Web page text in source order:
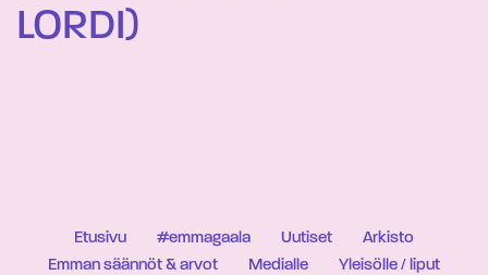
LORDI)
Etusivu #emmagaala Uutiset
Arkisto
Emman säännöt & arvot
Medialle
Yleisölle / liput